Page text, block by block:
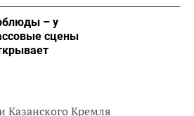
– у
сцены
Казанского Кремля